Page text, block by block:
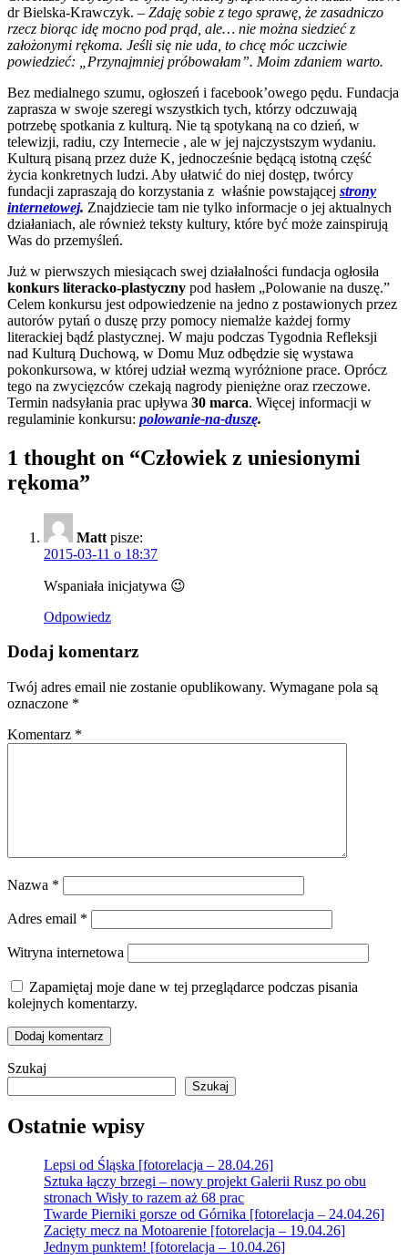
dr Bielska-Krawczyk. – Zdaję sobie z tego sprawę, że zasadniczo
rzecz biorąc idę mocno pod prąd, ale… nie można siedzieć z
założonymi rękoma. Jeśli się nie uda, to chcę móc uczciwie
powiedzieć: „Przynajmniej próbowałam”. Moim zdaniem warto.
Bez medialnego szumu, ogłoszeń i facebook’owego pędu. Fundacja
zaprasza w swoje szeregi wszystkich tych, którzy odczuwają
potrzebę spotkania z kulturą. Nie tą spotykaną na co dzień, w
telewizji, radiu, czy Internecie , ale w jej najczystszym wydaniu.
Kulturą pisaną przez duże K, jednocześnie będącą istotną część
życia konkretnych ludzi. Aby ułatwić do niej dostęp, twórcy
fundacji zapraszają do korzystania z właśnie powstającej strony
internetowej. Znajdziecie tam nie tylko informacje o jej aktualnych
działaniach, ale również teksty kultury, które być może zainspirują
Was do przemyśleń.
Już w pierwszych miesiącach swej działalności fundacja ogłosiła
konkurs literacko-plastyczny pod hasłem „Polowanie na duszę.”
Celem konkursu jest odpowiedzenie na jedno z postawionych przez
autorów pytań o duszę przy pomocy niemalże każdej formy
literackiej bądź plastycznej. W maju podczas Tygodnia Refleksji
nad Kulturą Duchową, w Domu Muz odbędzie się wystawa
pokonkursowa, w której udział wezmą wyróżnione prace. Oprócz
tego na zwycięzców czekają nagrody pieniężne oraz rzeczowe.
Termin nadsyłania prac upływa 30 marca. Więcej informacji w
regulaminie konkursu: polowanie-na-duszę.
1 thought on “Człowiek z uniesionymi
rękoma”
Matt pisze:
2015-03-11 o 18:37
Wspaniała inicjatywa 😉
Odpowiedz
Dodaj komentarz
Twój adres email nie zostanie opublikowany. Wymagane pola są
oznaczone *
Komentarz *
Nazwa *
Adres email *
Witryna internetowa
Zapamiętaj moje dane w tej przeglądarce podczas pisania
kolejnych komentarzy.
Szukaj
Szukaj
Ostatnie wpisy
Lepsi od Śląska [fotorelacja – 28.04.26]
Sztuka łączy brzegi – nowy projekt Galerii Rusz po obu
stronach Wisły to razem aż 68 prac
Twarde Pierniki gorsze od Górnika [fotorelacja – 24.04.26]
Zacięty mecz na Motoarenie [fotorelacja – 19.04.26]
Jednym punktem! [fotorelacja – 10.04.26]